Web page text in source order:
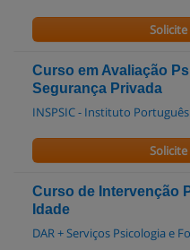
Curso em Avaliação
Segurança Privada
INSPSIC - Instituto
Curso de Intervenção
Idade
DAR + Serviços Psicologia e